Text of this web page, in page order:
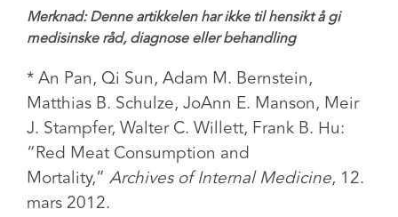
Merknad: Denne artikkelen har ikke til hensikt å gi
medisinske råd, diagnose eller behandling
* An Pan, Qi Sun, Adam M. Bernstein,
Matthias B. Schulze, JoAnn E. Manson, Meir
J. Stampfer, Walter C. Willett, Frank B. Hu:
“Red Meat Consumption and
Mortality,” Archives of Internal Medicine, 12.
mars 2012.